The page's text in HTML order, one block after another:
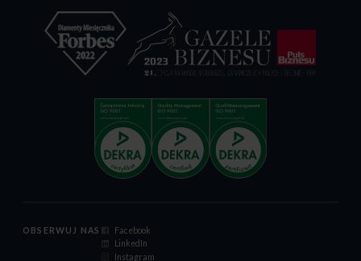
OBSERWUJ NAS
Facebook
LinkedIn
Instagram